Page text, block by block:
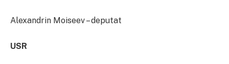
Alexandrin Moiseev – deputat
USR